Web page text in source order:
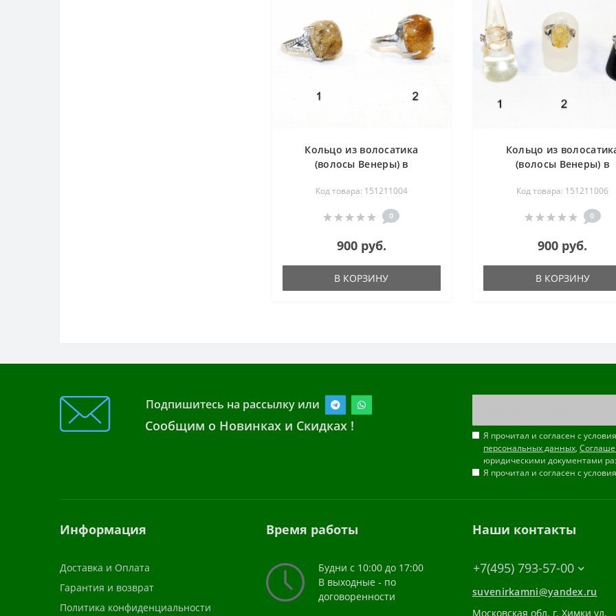
Кольцо из волосатика
(волосы Венеры) в
Код товара: 151211004
0
900 руб.
В КОРЗИНУ
Кольцо из
(волосы Венеры) в
Код товара: 151211006
0
900 руб.
В КОРЗИНУ
Подпишитесь на рассылку или
Сообщим о Новинках и Скидках !
Я прочитал и согласен с
персональных данных,
юридическими документами
Я прочитал и согласен с
Информация
Доставка и Оплата
Гарантия и возврат
Политика конфиденциальности
Время работы
Будни с 10:00 до 17:00
В выходные - по
договоренности
Наши контакты
+7(495) 793-57-00
suvenirkamni@yandex.ru
Московская обл. г. Химки ул.